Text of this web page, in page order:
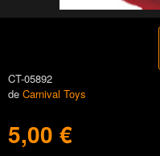
CT-05892
de Carnival Toys
5,00 €